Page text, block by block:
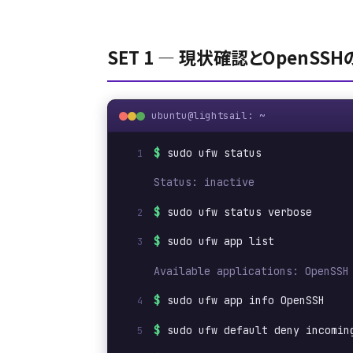
SET 1 ― 現状確認とOpenSSH
ubuntu@lightsail: ~
$ sudo ufw status
Status: inactive
$ sudo ufw status verbose
$ sudo ufw app list
Available applications: OpenSSH
$ sudo ufw app info OpenSSH
$ sudo ufw default deny